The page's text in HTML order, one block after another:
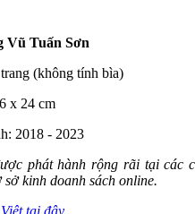
Vũ Tuấn Sơn
(không tính bìa)
x 24 cm
2018 - 2023
phát hành rộng rãi tại các
kinh doanh sách online.
tại đây.